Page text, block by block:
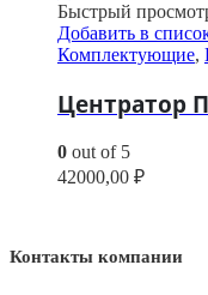
Быстрый
Добавить в
Комплектующие,
Центратор
0 out of 5
42000,00 ₽
Контакты компании